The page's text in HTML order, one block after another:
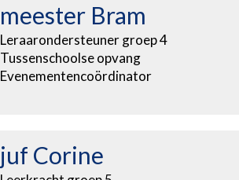
meester Bram
Leraarondersteuner groep 4
Tussenschoolse opvang
Evenementencoördinator
juf Corine